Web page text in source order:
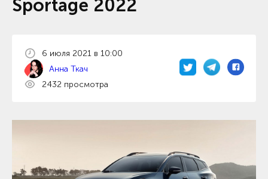
Sportage 2022
6 июля 2021 в 10:00
Анна Ткач
2432 просмотра